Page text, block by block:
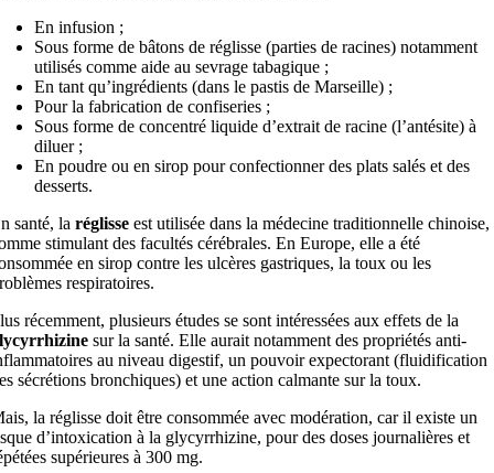
En infusion ;
Sous forme de bâtons de réglisse (parties de racines) notamment
utilisés comme aide au sevrage tabagique ;
En tant qu’ingrédients (dans le pastis de Marseille) ;
Pour la fabrication de confiseries ;
Sous forme de concentré liquide d’extrait de racine (l’antésite) à
diluer ;
En poudre ou en sirop pour confectionner des plats salés et des
desserts.
santé, la réglisseest utilisée dans la médecine traditionnelle chinoise,
stimulant des facultés cérébrales. En Europe, elle a été
en sirop contre les ulcères gastriques, la toux ou les
respiratoires.
récemment, plusieurs études se sont intéressées aux effets de la
sur la santé. Elle aurait notamment des propriétés anti-
au niveau digestif, un pouvoir expectorant (fluidification
sécrétions bronchiques) et une action calmante sur la toux.
la réglisse doit être consommée avec modération, car il existe un
d’intoxication à la glycyrrhizine, pour des doses journalières et
supérieures à 300 mg.